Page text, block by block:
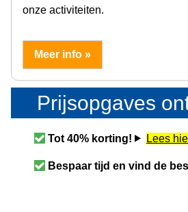
onze activiteiten.
Meer info »
Prijsopgaves
Tot 40% korting! Lees
Bespaar tijd en vind de